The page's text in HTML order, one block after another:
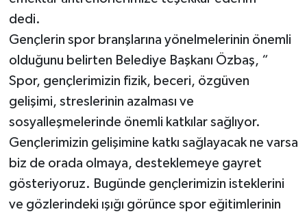
dedi.
Gençlerin spor branşlarına yönelmelerinin önemli
olduğunu belirten Belediye Başkanı Özbaş, “
Spor, gençlerimizin fizik, beceri, özgüven
gelişimi, streslerinin azalması ve
sosyalleşmelerinde önemli katkılar sağlıyor.
Gençlerimizin gelişimine katkı sağlayacak ne varsa
biz de orada olmaya, desteklemeye gayret
gösteriyoruz. Bugünde gençlerimizin isteklerini
ve gözlerindeki ışığı görünce spor eğitimlerinin